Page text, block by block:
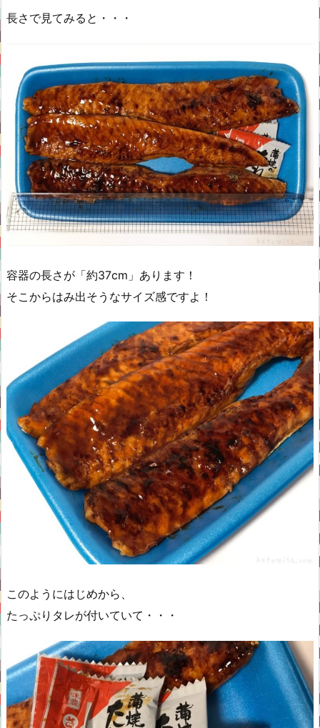
長さで見てみると・・・
容器の長さが「約37cm」あります！
そこからはみ出そうなサイズ感ですよ！
このようにはじめから、
たっぷりタレが付いていて・・・